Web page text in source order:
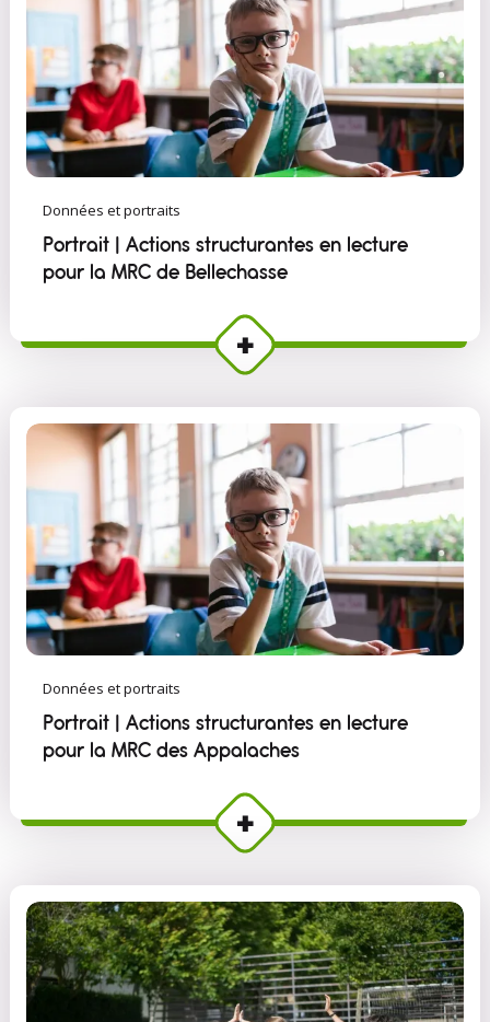
Données et portraits
Portrait | Actions structurantes en lecture
pour la MRC de Bellechasse
Données et portraits
Portrait | Actions structurantes en lecture
pour la MRC des Appalaches